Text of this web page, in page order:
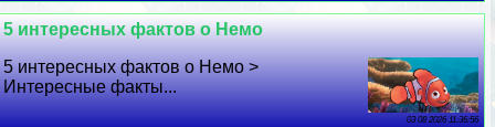
5 интересных фактов о Немо
5 интересных фактов о Немо >
Интересные факты...
03 08 2026 11:36:56